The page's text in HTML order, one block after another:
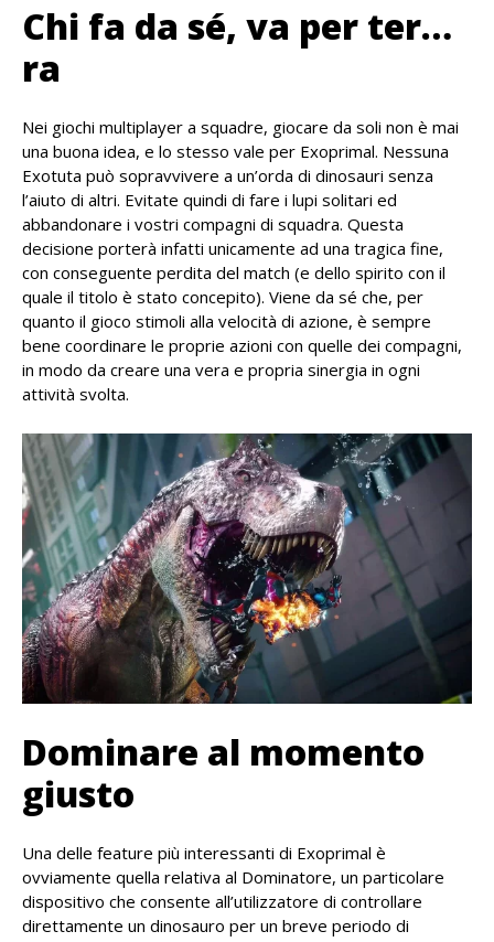
Chi fa da sé, va per ter…
ra
Nei giochi multiplayer a squadre, giocare da soli non è mai
una buona idea, e lo stesso vale per Exoprimal. Nessuna
Exotuta può sopravvivere a un’orda di dinosauri senza
l’aiuto di altri. Evitate quindi di fare i lupi solitari ed
abbandonare i vostri compagni di squadra. Questa
decisione porterà infatti unicamente ad una tragica fine,
con conseguente perdita del match (e dello spirito con il
quale il titolo è stato concepito). Viene da sé che, per
quanto il gioco stimoli alla velocità di azione, è sempre
bene coordinare le proprie azioni con quelle dei compagni,
in modo da creare una vera e propria sinergia in ogni
attività svolta.
Dominare al momento
giusto
Una delle feature più interessanti di Exoprimal è
ovviamente quella relativa al Dominatore, un particolare
dispositivo che consente all’utilizzatore di controllare
direttamente un dinosauro per un breve periodo di